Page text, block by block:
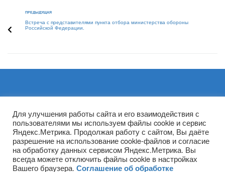
ПРЕДЫДУЩАЯ
Встреча с представителями пункта отбора министерства обороны
Российской Федерации.
Архивы
Для улучшения работы сайта и его взаимодействия с
пользователями мы используем файлы cookie и сервис
Яндекс.Метрика. Продолжая работу с сайтом, Вы даёте
разрешение на использование cookie-файлов и согласие
на обработку данных сервисом Яндекс.Метрика. Вы
всегда можете отключить файлы cookie в настройках
Вашего браузера. Соглашение об обработке